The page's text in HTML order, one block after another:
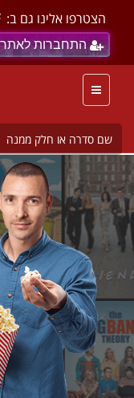
הצטרפו אלינו גם ב:
התחברות לאתר